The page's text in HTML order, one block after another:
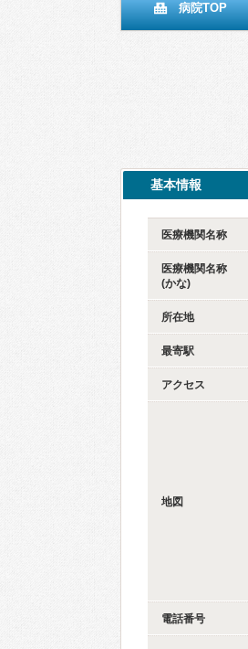
病院TOP
基本情報
医療機関名称
医療機関名称
(かな)
所在地
最寄駅
アクセス
地図
電話番号